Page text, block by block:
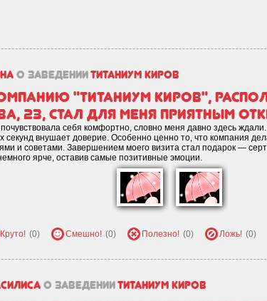
о заведенииТитаниум Киров
"Титаниум Киров",
23, стал для меня приятным
себя комфортно, словно меня давно здесь
секунд внушает доверие. Особенно ценно то, что компания
и советами. Завершением моего визита стал подарок —
ярче, оставив самые позитивные эмоции.
Круто! (0) Смешно! (0) Полезно! (0) Ложь! (0)
о заведенииТитаниум Киров